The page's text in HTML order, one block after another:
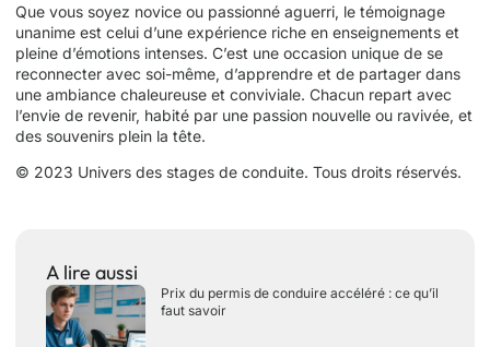
Que vous soyez novice ou passionné aguerri, le témoignage
unanime est celui d’une expérience riche en enseignements et
pleine d’émotions intenses. C’est une occasion unique de se
reconnecter avec soi-même, d’apprendre et de partager dans
une ambiance chaleureuse et conviviale. Chacun repart avec
l’envie de revenir, habité par une passion nouvelle ou ravivée, et
des souvenirs plein la tête.
© 2023 Univers des stages de conduite. Tous droits réservés.
A lire aussi
Prix du permis de conduire accéléré : ce qu’il
faut savoir